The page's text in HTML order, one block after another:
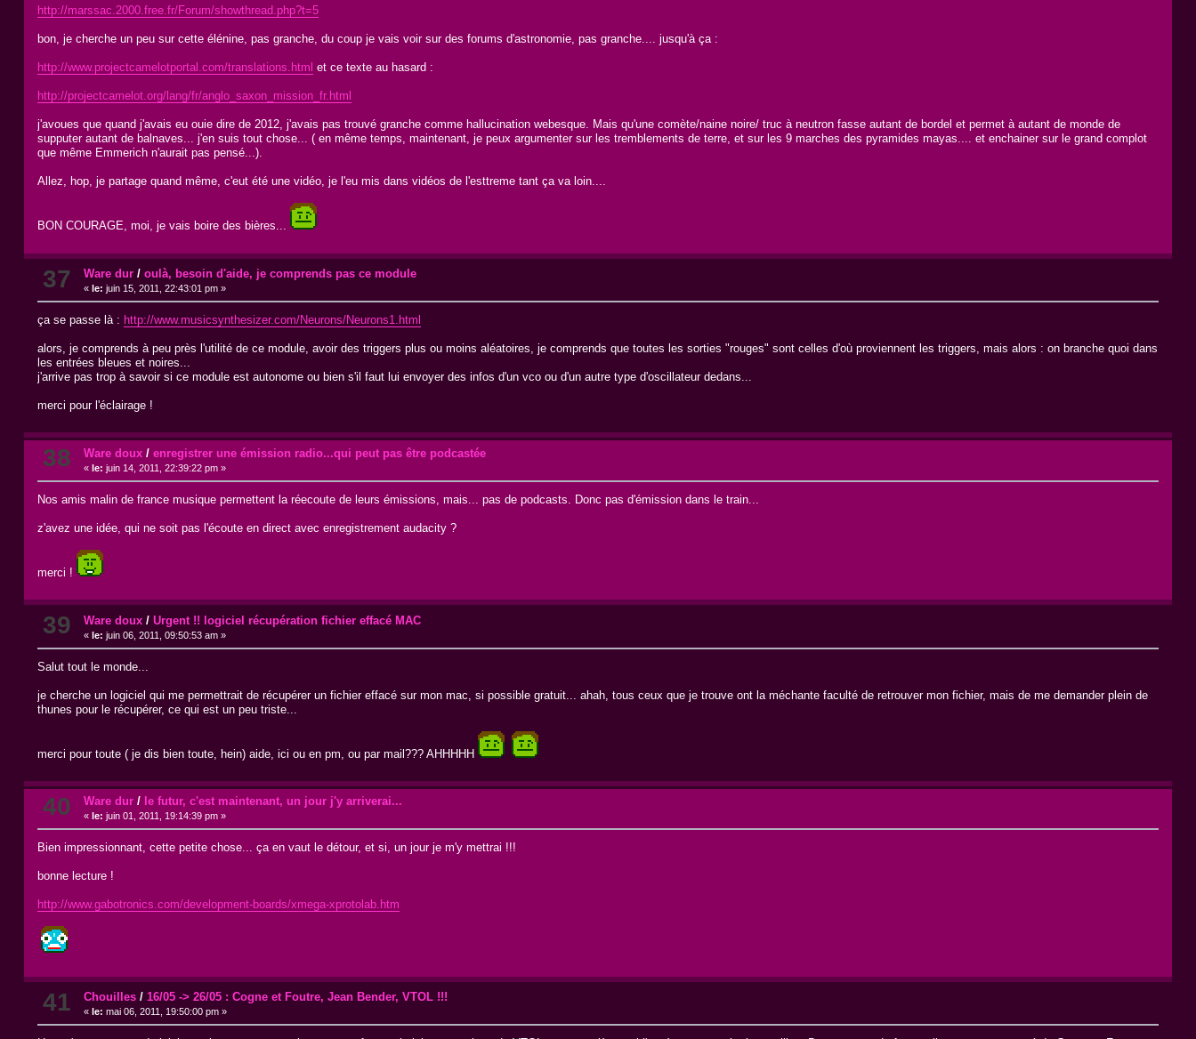
http://marssac.2000.free.fr/Forum/showthread.php?t=5
bon, je cherche un peu sur cette élénine, pas granche, du coup je vais voir sur des forums d'astronomie, pas granche.... jusqu'à ça :
http://www.projectcamelotportal.com/translations.html et ce texte au hasard :
http://projectcamelot.org/lang/fr/anglo_saxon_mission_fr.html
j'avoues que quand j'avais eu ouie dire de 2012, j'avais pas trouvé granche comme hallucination webesque. Mais qu'une comète/naine noire/ truc à neutron fasse autant de bordel et permet à autant de monde de
supputer autant de balnaves... j'en suis tout chose... ( en même temps, maintenant, je peux argumenter sur les tremblements de terre, et sur les 9 marches des pyramides mayas.... et enchainer sur le grand complot
que même Emmerich n'aurait pas pensé...).
Allez, hop, je partage quand même, c'eut été une vidéo, je l'eu mis dans vidéos de l'esttreme tant ça va loin....
BON COURAGE, moi, je vais boire des bières...
37 Ware dur/ oulà, besoin d'aide, je comprends pas ce module
« le: juin 15, 2011, 22:43:01 pm »
ça se passe là : http://www.musicsynthesizer.com/Neurons/Neurons1.html
alors, je comprends à peu près l'utilité de ce module, avoir des triggers plus ou moins aléatoires, je comprends que toutes les sorties "rouges" sont celles d'où proviennent les triggers, mais alors : on branche quoi dans
les entrées bleues et noires...
j'arrive pas trop à savoir si ce module est autonome ou bien s'il faut lui envoyer des infos d'un vco ou d'un autre type d'oscillateur dedans...
merci pour l'éclairage !
38 Ware doux/ enregistrer une émission radio...qui peut pas être podcastée
« le: juin 14, 2011, 22:39:22 pm »
Nos amis malin de france musique permettent la réecoute de leurs émissions, mais... pas de podcasts. Donc pas d'émission dans le train...
z'avez une idée, qui ne soit pas l'écoute en direct avec enregistrement audacity ?
merci !
39 Ware doux/ Urgent !! logiciel récupération fichier effacé MAC
« le: juin 06, 2011, 09:50:53 am »
Salut tout le monde...
je cherche un logiciel qui me permettrait de récupérer un fichier effacé sur mon mac, si possible gratuit... ahah, tous ceux que je trouve ont la méchante faculté de retrouver mon fichier, mais de me demander plein de
thunes pour le récupérer, ce qui est un peu triste...
merci pour toute ( je dis bien toute, hein) aide, ici ou en pm, ou par mail??? AHHHHH
40 Ware dur/ le futur, c'est maintenant, un jour j'y arriverai...
« le: juin 01, 2011, 19:14:39 pm »
Bien impressionnant, cette petite chose... ça en vaut le détour, et si, un jour je m'y mettrai !!!
bonne lecture !
http://www.gabotronics.com/development-boards/xmega-xprotolab.htm
41 Chouilles/ 16/05 -> 26/05 : Cogne et Foutre, Jean Bender, VTOL !!!
« le: mai 06, 2011, 19:50:00 pm »